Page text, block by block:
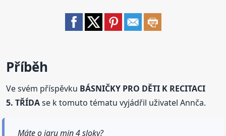
Příběh
Ve svém příspěvku BÁSNIČKY PRO DĚTI K RECITACI
5. TŘÍDAse k tomuto tématu vyjádřil uživatel Annča.
Máte o jaru min 4 sloky?